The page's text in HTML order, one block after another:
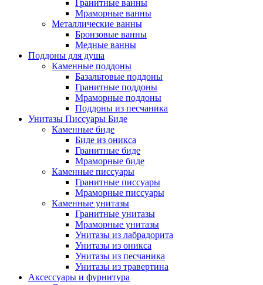
Гранитные ванны
Мраморные ванны
Металлические ванны
Бронзовые ванны
Медные ванны
Поддоны для душа
Каменные поддоны
Базальтовые поддоны
Гранитные поддоны
Мраморные поддоны
Поддоны из песчаника
Унитазы Писсуары Биде
Каменные биде
Биде из оникса
Гранитные биде
Мраморные биде
Каменные писсуары
Гранитные писсуары
Мраморные писсуары
Каменные унитазы
Гранитные унитазы
Мраморные унитазы
Унитазы из лабрадорита
Унитазы из оникса
Унитазы из песчаника
Унитазы из травертина
Аксессуары и фурнитура